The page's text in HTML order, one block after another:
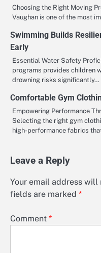
Choosing the Right Moving
Vaughan is one of the most
Swimming Builds
Early
Essential Water Safety
programs provides children
drowning risks significantly…
Comfortable Gym
Empowering Performance
Selecting the right gym
high-performance fabrics
Leave a Reply
Your email address will
fields are marked *
Comment *